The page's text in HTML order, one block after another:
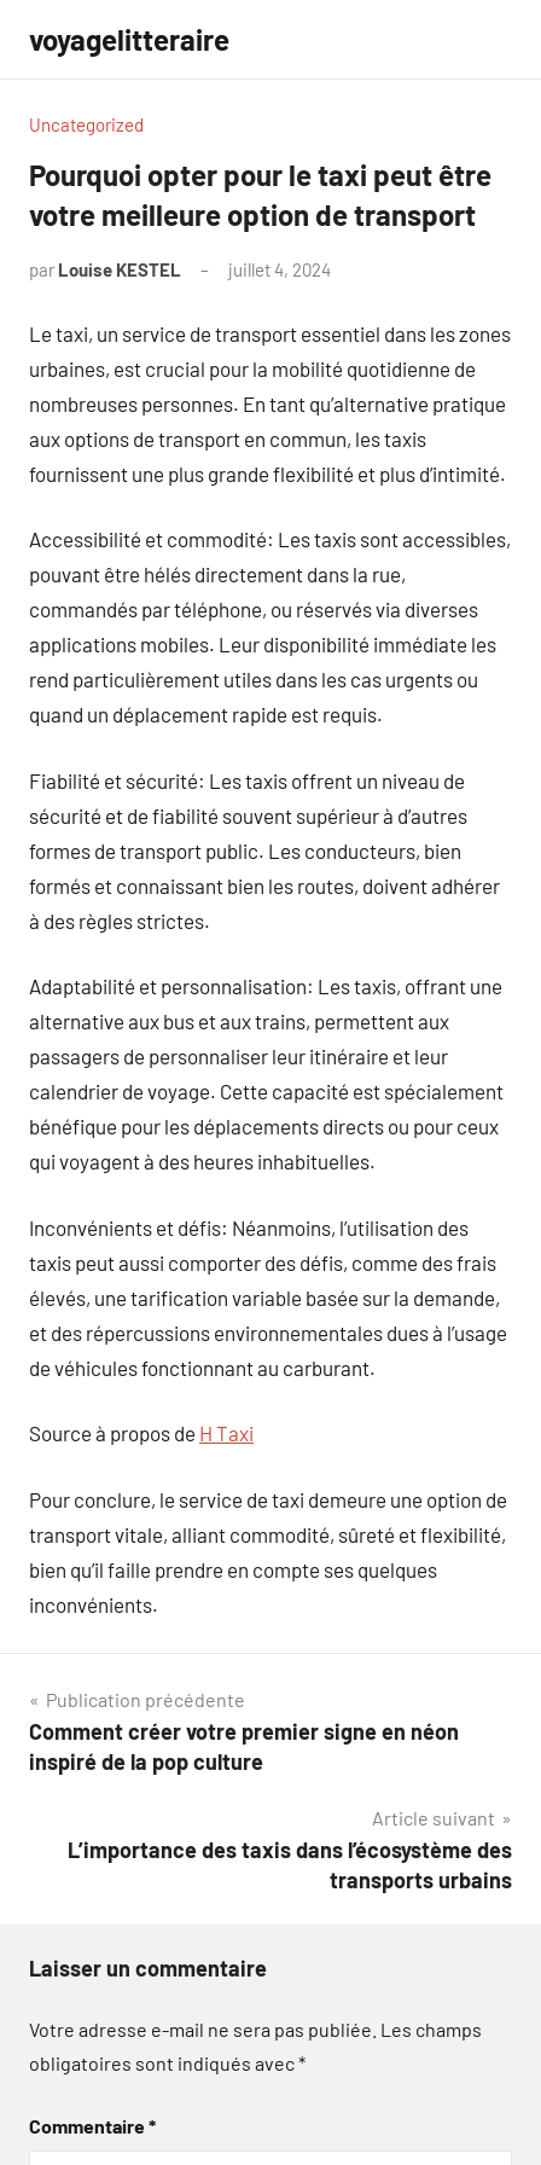
contenu
voyagelitteraire
Uncategorized
Pourquoi opter pour le taxi peut être
votre meilleure option de transport
par Louise KESTEL juillet 4, 2024
Le taxi, un service de transport essentiel dans les zones
urbaines, est crucial pour la mobilité quotidienne de
nombreuses personnes. En tant qu’alternative pratique
aux options de transport en commun, les taxis
fournissent une plus grande flexibilité et plus d’intimité.
Accessibilité et commodité: Les taxis sont accessibles,
pouvant être hélés directement dans la rue,
commandés par téléphone, ou réservés via diverses
applications mobiles. Leur disponibilité immédiate les
rend particulièrement utiles dans les cas urgents ou
quand un déplacement rapide est requis.
Fiabilité et sécurité: Les taxis offrent un niveau de
sécurité et de fiabilité souvent supérieur à d’autres
formes de transport public. Les conducteurs, bien
formés et connaissant bien les routes, doivent adhérer
à des règles strictes.
Adaptabilité et personnalisation: Les taxis, offrant une
alternative aux bus et aux trains, permettent aux
passagers de personnaliser leur itinéraire et leur
calendrier de voyage. Cette capacité est spécialement
bénéfique pour les déplacements directs ou pour ceux
qui voyagent à des heures inhabituelles.
Inconvénients et défis: Néanmoins, l’utilisation des
taxis peut aussi comporter des défis, comme des frais
élevés, une tarification variable basée sur la demande,
et des répercussions environnementales dues à l’usage
de véhicules fonctionnant au carburant.
Source à propos de H Taxi
Pour conclure, le service de taxi demeure une option de
transport vitale, alliant commodité, sûreté et flexibilité,
bien qu’il faille prendre en compte ses quelques
inconvénients.
Navigation
de
Publication précédente
Comment créer votre premier signe en néon
inspiré de la pop culture
Article suivant
L’importance des taxis dans l’écosystème des
transports urbains
Laisser un commentaire
Votre adresse e-mail ne sera pas publiée. Les champs
obligatoires sont indiqués avec*
Commentaire*